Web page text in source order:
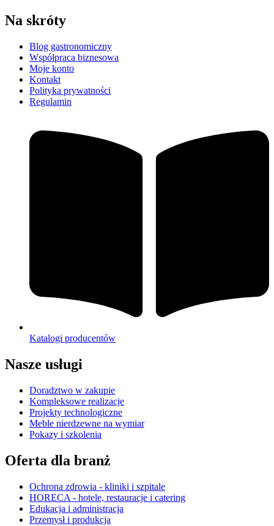
Na skróty
Blog gastronomiczny
Współpraca biznesowa
Moje konto
Kontakt
Polityka prywatności
Regulamin
Katalogi producentów
Nasze usługi
Doradztwo w zakupie
Kompleksowe realizacje
Projekty technologiczne
Meble nierdzewne na wymiar
Pokazy i szkolenia
Oferta dla branż
Ochrona zdrowia - kliniki i szpitale
HORECA - hotele, restauracje i catering
Edukacja i administracja
Przemysł i produkcja